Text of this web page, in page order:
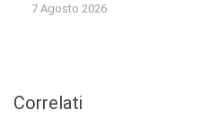
7 Agosto 2026
Correlati